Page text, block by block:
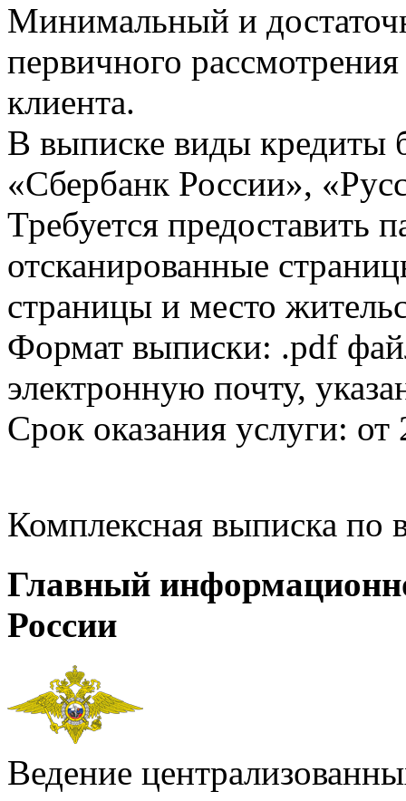
Минимальный и
первичного
клиента.
В выписке виды кредиты
«Сбербанк России»,
Требуется предоставить
отсканированные
страницы и место
Формат выписки: .pdf
электронную почту,
Срок оказания услуги: от
Комплексная выписка
Главный
России
Ведение